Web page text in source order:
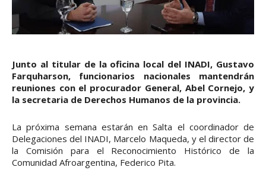
Junto al titular de la oficina local del INADI, Gustavo
Farquharson, funcionarios nacionales mantendrán
reuniones con el procurador General, Abel Cornejo, y
la secretaria de Derechos Humanos de la provincia.
La próxima semana estarán en Salta el coordinador de
Delegaciones del INADI, Marcelo Maqueda, y el director de
la Comisión para el Reconocimiento Histórico de la
Comunidad Afroargentina, Federico Pita.